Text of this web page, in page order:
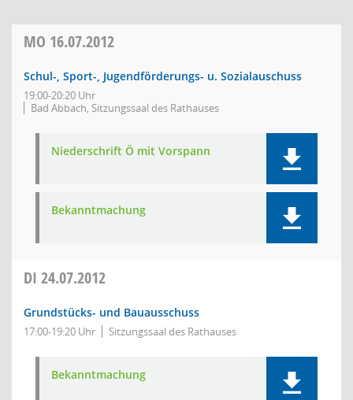
MO 16.07.2012
Schul-, Sport-, Jugendförderungs- u. Sozialauschuss
19:00-20:20 Uhr
Bad Abbach, Sitzungssaal des Rathauses
Niederschrift Ö mit Vorspann
Bekanntmachung
DI 24.07.2012
Grundstücks- und Bauausschuss
17:00-19:20 Uhr Sitzungssaal des Rathauses
Bekanntmachung